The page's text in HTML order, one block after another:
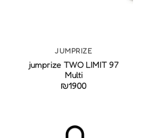
JUMPRIZE
jumprize TWO LIMIT 97
Multi
₪1900